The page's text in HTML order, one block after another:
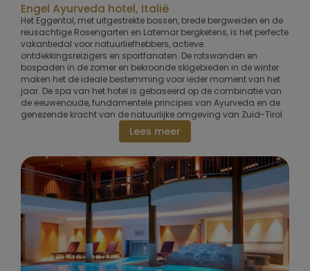
Engel Ayurveda hotel, Italië
Het Eggental, met uitgestrekte bossen, brede bergweiden en de
reusachtige Rosengarten en Latemar bergketens, is het perfecte
vakantiedal voor natuurliefhebbers, actieve
ontdekkingsreizigers en sportfanaten. De rotswanden en
bospaden in de zomer en bekroonde skigebieden in de winter
maken het de ideale bestemming voor ieder moment van het
jaar. De spa van het hotel is gebaseerd op de combinatie van
de eeuwenoude, fundamentele principes van Ayurveda en de
genezende kracht van de natuurlijke omgeving van Zuid-Tirol.
Lees meer